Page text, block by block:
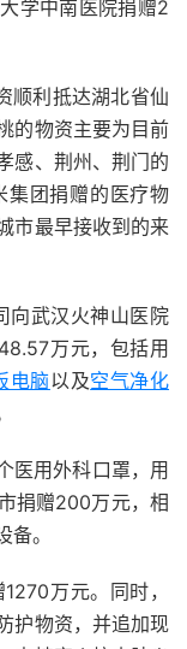
学中南医院捐赠2
顺利抵达湖北省仙
的物资主要为目前
感、荆州、荆门的
集团捐赠的医疗物
市最早接收到的来
向武汉火神山医院
万元，包括用
电脑以及空气净化
医用外科口罩，用
捐赠200万元，相
。
万元。同时，
护物资，并追加现